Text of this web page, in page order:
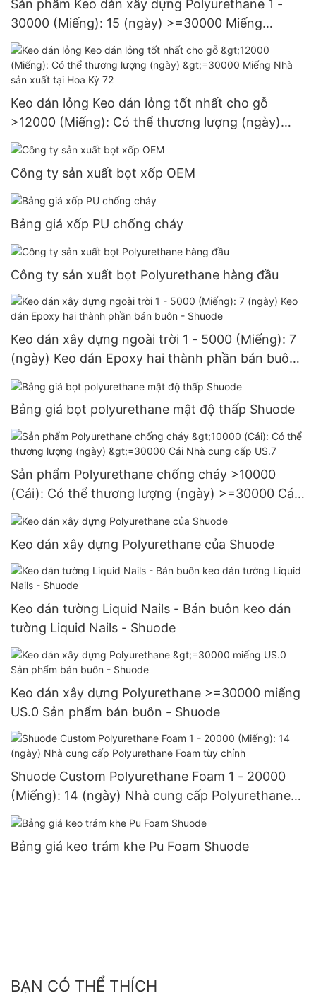
Sản phẩm Keo dán xây dựng Polyurethane 1 -
30000 (Miếng): 15 (ngày) >=30000 Miếng
Nguồn cung cấp 3 đô la Mỹ
Keo dán lỏng Keo dán lỏng tốt nhất cho gỗ
>12000 (Miếng): Có thể thương lượng (ngày)
>=30000 Miếng Nhà sản xuất tại Hoa Kỳ 72
Công ty sản xuất bọt xốp OEM
Bảng giá xốp PU chống cháy
Công ty sản xuất bọt Polyurethane hàng đầu
Keo dán xây dựng ngoài trời 1 - 5000 (Miếng): 7
(ngày) Keo dán Epoxy hai thành phần bán buôn
- Shuode
Bảng giá bọt polyurethane mật độ thấp Shuode
Sản phẩm Polyurethane chống cháy >10000
(Cái): Có thể thương lượng (ngày) >=30000 Cái
Nhà cung cấp US.7
Keo dán xây dựng Polyurethane của Shuode
Keo dán tường Liquid Nails - Bán buôn keo dán
tường Liquid Nails - Shuode
Keo dán xây dựng Polyurethane >=30000 miếng
US.0 Sản phẩm bán buôn - Shuode
Shuode Custom Polyurethane Foam 1 - 20000
(Miếng): 14 (ngày) Nhà cung cấp Polyurethane
Foam tùy chỉnh
Bảng giá keo trám khe Pu Foam Shuode
BẠN CÓ THỂ THÍCH